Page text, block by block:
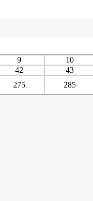
9 10
42 43
275 285